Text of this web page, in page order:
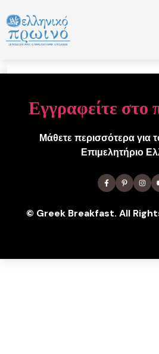
σε
περιεχόμενο
Account
[ultimatemember_account]
Εγγραφείτε στο
Μάθετε περισσότερα για
Επιμελητήριο
© Greek Breakfast. All